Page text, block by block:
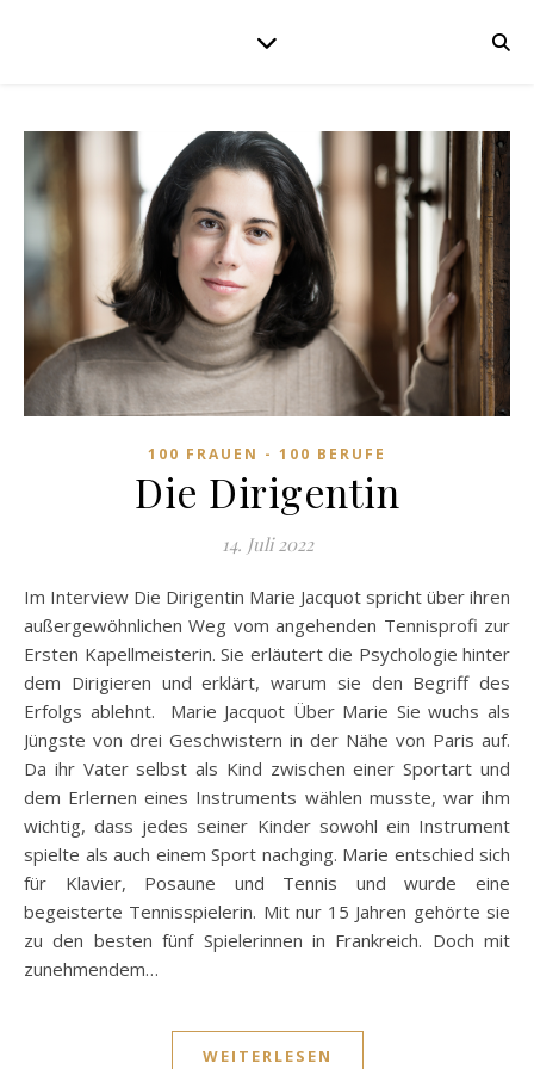
100 FRAUEN - 100 BERUFE
Die Dirigentin
14. Juli 2022
Im Interview Die Dirigentin Marie Jacquot spricht über ihren
außergewöhnlichen Weg vom angehenden Tennisprofi zur
Ersten Kapellmeisterin. Sie erläutert die Psychologie hinter
dem Dirigieren und erklärt, warum sie den Begriff des
Erfolgs ablehnt. Marie Jacquot Über Marie Sie wuchs als
Jüngste von drei Geschwistern in der Nähe von Paris auf.
Da ihr Vater selbst als Kind zwischen einer Sportart und
dem Erlernen eines Instruments wählen musste, war ihm
wichtig, dass jedes seiner Kinder sowohl ein Instrument
spielte als auch einem Sport nachging. Marie entschied sich
für Klavier, Posaune und Tennis und wurde eine
begeisterte Tennisspielerin. Mit nur 15 Jahren gehörte sie
zu den besten fünf Spielerinnen in Frankreich. Doch mit
zunehmendem…
WEITERLESEN